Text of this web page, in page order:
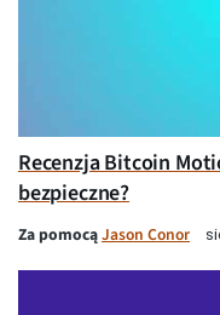
Recenzja Bitcoin
bezpieczne?
Za pomocąJason Conor